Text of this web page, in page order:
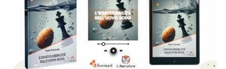
fantasia o ispirati a fatti di cronaca senza limiti di creatività
ed espressione.
La partecipazione è gratuita:basta inviare i racconti
all’indirizzo di posta elettronicapremio@pandolea.it entro